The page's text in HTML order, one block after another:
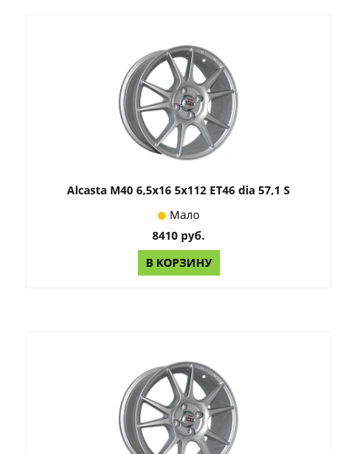
Alcasta M40 6,5x16 5x112 ET46 dia 57,1 S
Мало
8410 руб.
В КОРЗИНУ